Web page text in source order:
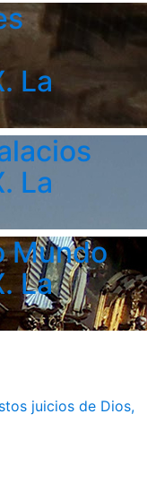
La
La
Mundo
La
juicios de Dios,